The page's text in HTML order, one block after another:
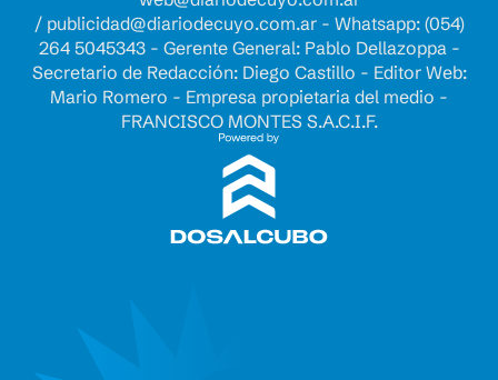
/ publicidad@diariodecuyo.com.ar- Whatsapp: (054)
264 5045343 - Gerente General: Pablo Dellazoppa -
Secretario de Redacción: Diego Castillo - Editor Web:
Mario Romero - Empresa propietaria del medio -
FRANCISCO MONTES S.A.C.I.F.